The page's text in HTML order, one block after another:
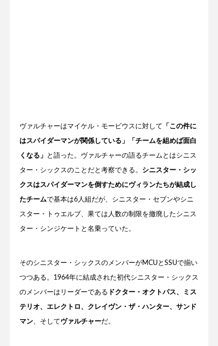
ヴァルチャーはマイケル・モービウスに対して 「この件に
はスパイダーマンが関係している」「チームを組めば面白
くなる」 と語った。ヴァルチャーの語るチームとはシニス
ター・シックスのことだと考察できる。 シニスター・シッ
クスはスパイダーマンを倒すためにヴィランたちが結成し
たチームで基本は6人組だが、シニスター・セブンやシニ
スター・トゥエルブ、果ては人数の制限を撤廃したシニス
ター・シンジケートと名乗っていた。
そのシニスター・シックスのメンバーがMCUとSSUで揃い
つつある。1964年に結成された初代シニスター・シックス
のメンバーはリーダーである ドクター・オクトパス、ミス
テリオ、エレクトロ、クレイヴン・ザ・ハンター、サンド
マン、そしてヴァルチャーだ。